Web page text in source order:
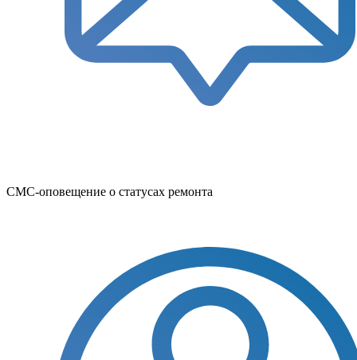
СМС-оповещение о статусах ремонта